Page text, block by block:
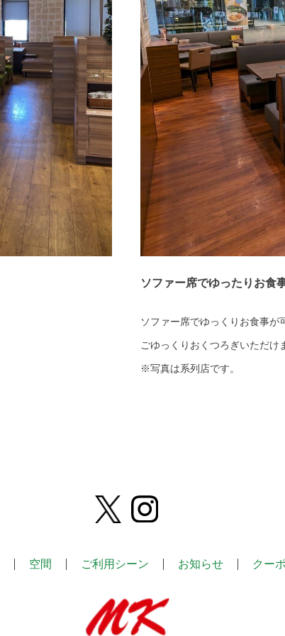
ソファー席でゆったりお食
ソファー席でゆっくりお食事が
ごゆっくりおくつろぎいただけ
※写真は系列店です。
空間 ご利用シーン お知らせ クー